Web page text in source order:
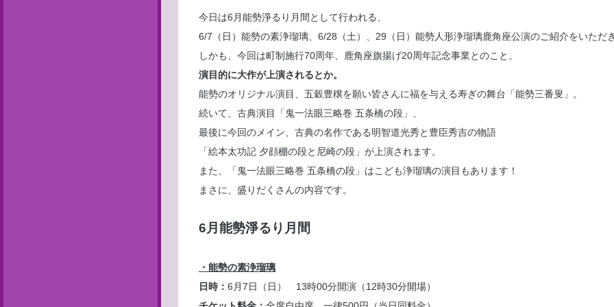
今日は6月能勢淨るり月間として行われる、
6/7（日）能勢の素浄瑠璃、6/28（土）、29（日）能勢人形浄瑠璃鹿角座公演のご紹介をいただ
しかも、今回は町制施行70周年、鹿角座旗揚げ20周年記念事業とのこと。
演目的に大作が上演されるとか。
能勢のオリジナル演目、五穀豊穣を願い皆さんに福を与える寿ぎの舞台「能勢三番叟」。
続いて、古典演目「鬼一法眼三略巻 五条橋の段」、
最後に今回のメイン、古典の名作である明智道光秀と豊臣秀吉の物語
「絵本太功記 夕顔棚の段と尼崎の段」が上演されます。
また、「鬼一法眼三略巻 五条橋の段」はこども浄瑠璃の演目もあります！
まさに、盛りだくさんの内容です。
6月能勢淨るり月間
・能勢の素浄瑠璃
日時： 6月7日（日） 13時00分開演（12時30分開場）